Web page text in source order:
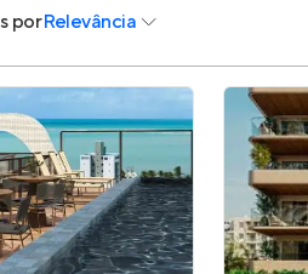
Parcerias
Anunciar
Entrar no
porRelevância